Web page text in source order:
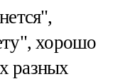
хорошо
разных